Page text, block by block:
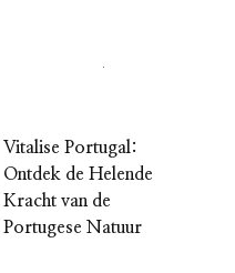
Vitalise Portugal:
Ontdek de Helende
Kracht van de
Portugese Natuur